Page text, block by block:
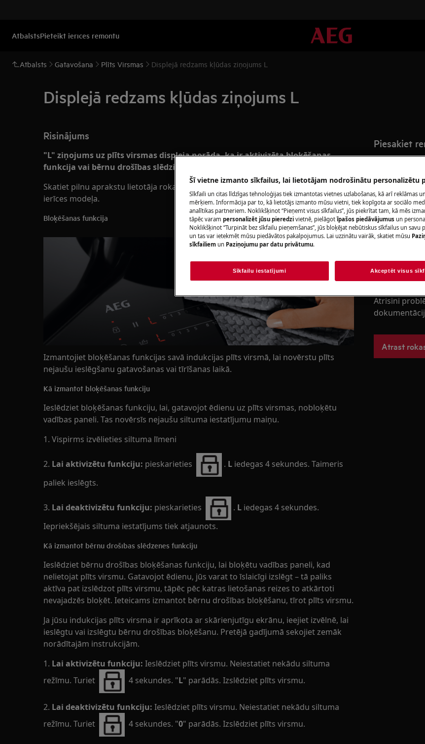
AtbalstsPieteikt ierīces remontu
Atbalsts Gatavošana Plīts Virsmas Displejā redzams kļūdas ziņojums L
Displejā redzams kļūdas ziņojums L
Risinājums
"L" ziņojums uz plīts virsmas displeja norāda, ka ir aktivizēta bloķēšanas
funkcija vai bērnu drošības slēdzis.
Skatiet pilnu aprakstu lietotāja rokasgrāmatā, jo metodes var atšķirties atkarībā no
ierīces modeļa.
Bloķēšanas funkcija
Izmantojiet bloķēšanas funkcijas savā indukcijas plīts virsmā, lai novērstu plīts
nejaušu ieslēgšanu gatavošanas vai tīrīšanas laikā.
Kā izmantot bloķēšanas funkciju
Ieslēdziet bloķēšanas funkciju, lai, gatavojot ēdienu uz plīts virsmas, nobloķētu
vadības paneli. Tas novērsīs nejaušu siltuma iestatījumu maiņu.
1. Vispirms izvēlieties siltuma līmeni
2. Lai aktivizētu funkciju: pieskarieties . L iedegas 4 sekundes. Taimeris
paliek ieslēgts.
3. Lai deaktivizētu funkciju: pieskarieties . L iedegas 4 sekundes.
Iepriekšējais siltuma iestatījums tiek atjaunots.
Kā izmantot bērnu drošības slēdzenes funkciju
Ieslēdziet bērnu drošības bloķēšanas funkciju, lai bloķētu vadības paneli, kad
nelietojat plīts virsmu. Gatavojot ēdienu, jūs varat to īslaicīgi izslēgt – tā paliks
aktīva pat izslēdzot plīts virsmu, tāpēc pēc katras lietošanas reizes to atkārtoti
nevajadzēs bloķēt. Ieteicams izmantot bērnu drošības bloķēšanu, tīrot plīts virsmu.
Ja jūsu indukcijas plīts virsma ir aprīkota ar skārienjutīgu ekrānu, ieejiet izvēlnē, lai
ieslēgtu vai izslēgtu bērnu drošības bloķēšanu. Pretējā gadījumā sekojiet zemāk
norādītajām instrukcijām.
1. Lai aktivizētu funkciju: Ieslēdziet plīts virsmu. Neiestatiet nekādu siltuma
režīmu. Turiet
4 sekundes. "L" parādās. Izslēdziet plīts virsmu.
2. Lai deaktivizētu funkciju: Ieslēdziet plīts virsmu. Neiestatiet nekādu siltuma
režīmu. Turiet
4 sekundes. "0" parādās. Izslēdziet plīts virsmu.
Piesakiet
Izvēlies aeg
fiksētu
remonta
un
Rezervēt
Atrodi
Atrisini
Atrast
Šī vietne izmanto sīkfailus, lai lietotājam nodrošinātu personalizētu
Sīkfaili un citas līdzīgas tehnoloģijas tiek izmantotas vietnes uzlabošanas, kā arī reklāmas
mērķiem. Informācija par to, kā lietotājs izmanto mūsu vietni, tiek kopīgota ar sociālo
analītikas partneriem. Noklikšķinot “Pieņemt visus sīkfailus”, jūs piekrītat tam, kā mēs
tāpēc varam personalizēt jūsu pieredzi vietnē, pielāgotīpašos piedāvājumus un
Noklikšķinot “Turpināt bez sīkfailu pieņemšanas”, jūs bloķējat nebūtiskus sīkfailus un savu
un tas var ietekmēt mūsu piedāvātos pakalpojumus. Lai uzzinātu vairāk, skatiet mūsu
sīkfailiem un Paziņojumu par datu privātumu.
Sīkfailu iestatījumi Akceptēt visus